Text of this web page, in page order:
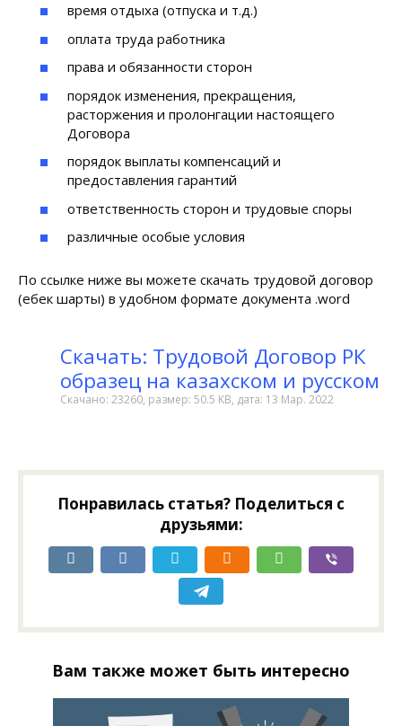
время отдыха (отпуска и т.д.)
оплата труда работника
права и обязанности сторон
порядок изменения, прекращения,
расторжения и пролонгации настоящего
Договора
порядок выплаты компенсаций и
предоставления гарантий
ответственность сторон и трудовые споры
различные особые условия
По ссылке ниже вы можете скачать трудовой договор
(еңбек шарты) в удобном формате документа .word
Скачать: Трудовой Договор РК
образец на казахском и русском
Скачано: 23260, размер: 50.5 KB, дата: 13 Мар. 2022
Понравилась статья? Поделиться с
друзьями:
Вам также может быть интересно